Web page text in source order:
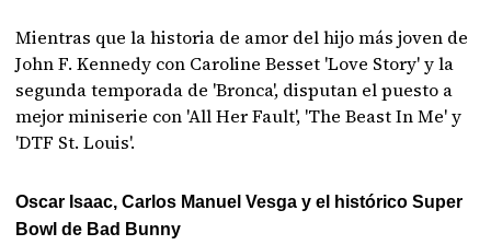
Mientras que la historia de amor del hijo más joven de
John F. Kennedy con Caroline Besset 'Love Story' y la
segunda temporada de 'Bronca', disputan el puesto a
mejor miniserie con 'All Her Fault', 'The Beast In Me' y
'DTF St. Louis'.
Oscar Isaac, Carlos Manuel Vesga y el histórico Super
Bowl de Bad Bunny